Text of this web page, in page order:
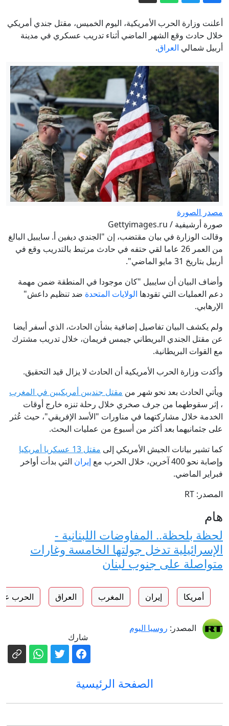
إيفرست بعد 30 عاماً على وفاته؟
"العدل الأمريكي" بيد محامي ترمب
كيف حوّل ترامب الفيفا إلى ساحة معركة
على السلطة – مقال في مودرن دبلوماسي
"واضحة رائحة الدخان".. عبارة لوزير
الصحة السوري داخل قسم الإسعاف
مسؤول حوثي: لا نحتاج إلى أوامر من إيران
لشن عمليات ضد السعودية
إيران مباشر.. استهداف سفينة إماراتية
والحرس الثوري يرهن فتح هرمز بشروط
طهران
أعلنت وزارة الحرب الأمريكية، اليوم الخميس، مقتل جندي أمريكي
خلال حادث وقع الشهر الماضي أثناء تدريب عسكري في مدينة
أربيل شمالي العراق.
مصدر الصورة
صورة أرشيفية / Gettyimages.ru
وقالت الوزارة في بيان مقتضب، إن "الجندي ديفين أ. سايبيل البالغ
من العمر 26 عاما لقي حتفه في حادث مرتبط بالتدريب وقع في
أربيل بتاريخ 31 مايو الماضي".
وأضاف البيان أن سايبيل "كان موجودا في المنطقة ضمن مهمة
دعم العمليات التي تقودها الولايات المتحدة ضد تنظيم داعش"
الإرهابي.
ولم يكشف البيان تفاصيل إضافية بشأن الحادث، الذي أسفر أيضا
عن مقتل الجندي البريطاني جيمس فريمان، خلال تدريب مشترك
مع القوات البريطانية.
وأكدت وزارة الحرب الأمريكية أن الحادث لا يزال قيد التحقيق.
ويأتي الحادث بعد نحو شهر من مقتل جنديين أمريكيين في المغرب
، إثر سقوطهما من جرف صخري خلال رحلة تنزه خارج أوقات
الخدمة خلال مشاركتهما في مناورات "الأسد الإفريقي"، حيث عُثر
على جثمانيهما بعد أكثر من أسبوع من عمليات البحث.
كما تشير بيانات الجيش الأمريكي إلى مقتل 13 عسكريا أمريكيا
وإصابة نحو 400 آخرين، خلال الحرب مع
إيران التي بدأت أواخر
فبراير الماضي.
المصدر: RT
هام
لحظة بلحظة.. المفاوضات اللبنانية -
الإسرائيلية تدخل جولتها الخامسة وغارات
متواصلة على جنوب لبنان
أمريكا إيران المغرب العراق الحرب
المصدر: روسيا اليوم
شارك
الصفحة الرئيسية